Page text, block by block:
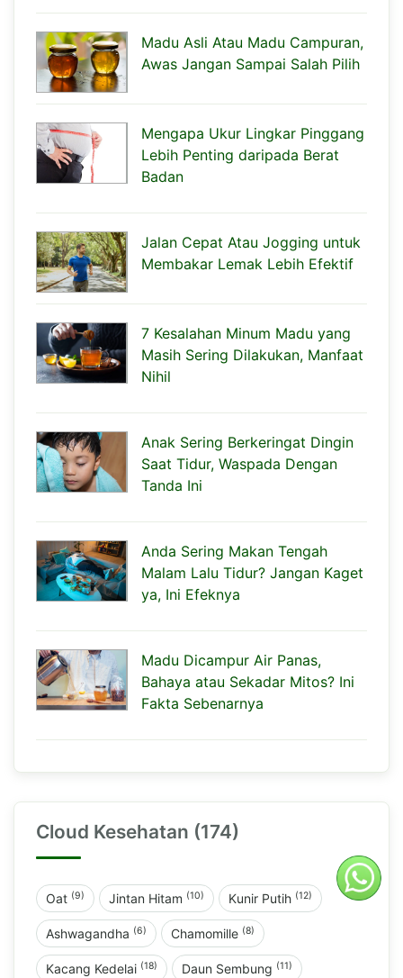
Madu Asli Atau Madu Campuran,
Awas Jangan Sampai Salah Pilih
Mengapa Ukur Lingkar Pinggang
Lebih Penting daripada Berat
Badan
Jalan Cepat Atau Jogging untuk
Membakar Lemak Lebih Efektif
7 Kesalahan Minum Madu yang
Masih Sering Dilakukan, Manfaat
Nihil
Anak Sering Berkeringat Dingin
Saat Tidur, Waspada Dengan
Tanda Ini
Anda Sering Makan Tengah
Malam Lalu Tidur? Jangan Kaget
ya, Ini Efeknya
Madu Dicampur Air Panas,
Bahaya atau Sekadar Mitos? Ini
Fakta Sebenarnya
Cloud Kesehatan (174)
Oat (9) Jintan Hitam (10) Kunir Putih (12)
Ashwagandha (6) Chamomille (8)
Kacang Kedelai (18) Daun Sembung (11)